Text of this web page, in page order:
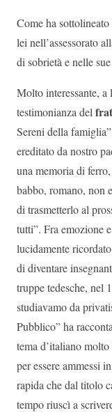
Come ha
lei nell’assessorato
di sobrietà e nelle
Molto interessante, a
testimonianza del
Sereni della
ereditato da nostro
una memoria di
babbo, romano, non
di trasmetterlo al
tutti”. Fra emozione
lucidamente
di diventare
truppe tedesche, nel
studiavamo da
Pubblico” ha
tema d’italiano
per essere ammessi
rapida che dal titolo
tempo riuscì a